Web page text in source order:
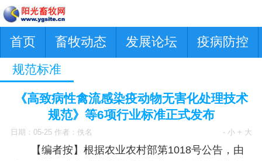
首页 畜牧动态 发展论坛 疫病防控
规范标准
《高致病性禽流感染疫动物无害化处理技术
规范》等6项行业标准正式发布
日期：05-25 作者：佚名 - 小 + 大
【编者按】根据农业农村部第1018号公告，由